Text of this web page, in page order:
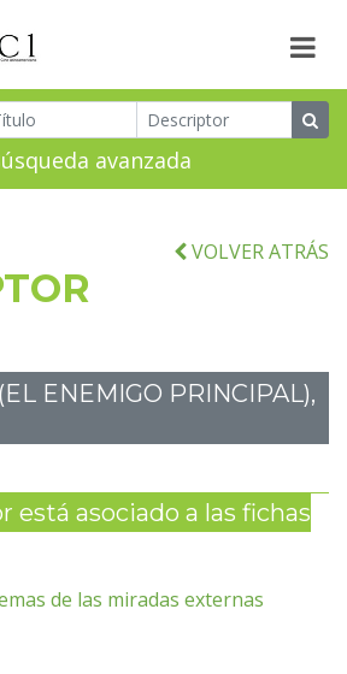
avanzada
VOLVER ATRÁS
ENEMIGO PRINCIPAL),
está asociado a las fichas
de las miradas externas